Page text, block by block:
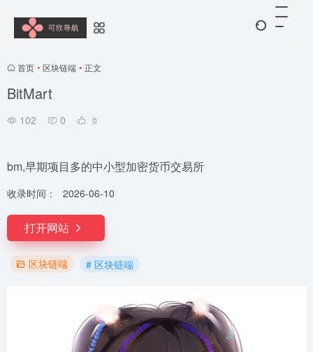
首页 • 区块链端 • 正文
BitMart
102 0 0
bm,早期项目多的中小型加密货币交易所
收录时间： 2026-06-10
打开网站
区块链端 # 区块链端